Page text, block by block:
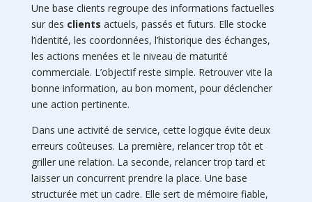
Une base clients regroupe des informations factuelles
sur des clients actuels, passés et futurs. Elle stocke
l’identité, les coordonnées, l’historique des échanges,
les actions menées et le niveau de maturité
commerciale. L’objectif reste simple. Retrouver vite la
bonne information, au bon moment, pour déclencher
une action pertinente.
Dans une activité de service, cette logique évite deux
erreurs coûteuses. La première, relancer trop tôt et
griller une relation. La seconde, relancer trop tard et
laisser un concurrent prendre la place. Une base
structurée met un cadre. Elle sert de mémoire fiable,